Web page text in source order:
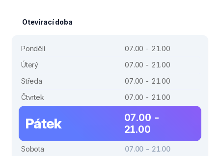
Otevírací doba
Pondělí
07.00 - 21.00
Úterý
07.00 - 21.00
Středa
07.00 - 21.00
Čtvrtek
07.00 - 21.00
Pátek
07.00 -
21.00
Sobota
07.00 - 21.00